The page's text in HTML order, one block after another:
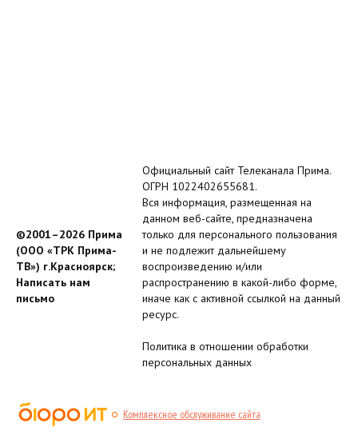
©2001–2026 Прима
(ООО «ТРК Прима-
ТВ») г.Красноярск;
Написать нам
письмо
Официальный сайт Телеканала Прима.
ОГРН 1022402655681.
Вся информация, размещенная на
данном веб-сайте, предназначена
только для персонального пользования
и не подлежит дальнейшему
воспроизведению и/или
распространению в какой-либо форме,
иначе как с активной ссылкой на данный
ресурс.
Политика в отношении обработки
персональных данных
Комплексное обслуживание сайта